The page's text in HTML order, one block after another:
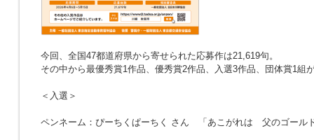
今回、全国47都道府県から寄せられた応募作は21,619句。
その中から最優秀賞1作品、優秀賞2作品、入選3作品、団体賞1組
＜入選＞
ペンネーム：ぴーちくぱーちく さん 「あこがれは 父のゴール